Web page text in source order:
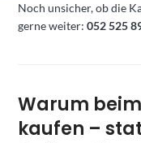
Noch unsicher, ob die
gerne weiter: 052 525
Warum
kaufen –